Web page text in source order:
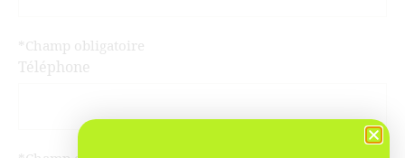
*Champ obligatoire
Téléphone